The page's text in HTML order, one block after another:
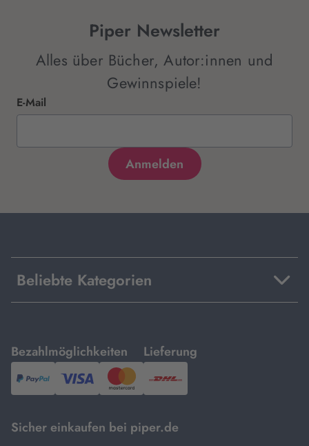
Piper Newsletter
Alles über Bücher, Autor:innen und
Gewinnspiele!
E-Mail
Beliebte Kategorien
Bezahlmöglichkeiten
mit
PayPal,Visa
und
Lieferung
mit
DHL.
Sicher einkaufen bei piper.de